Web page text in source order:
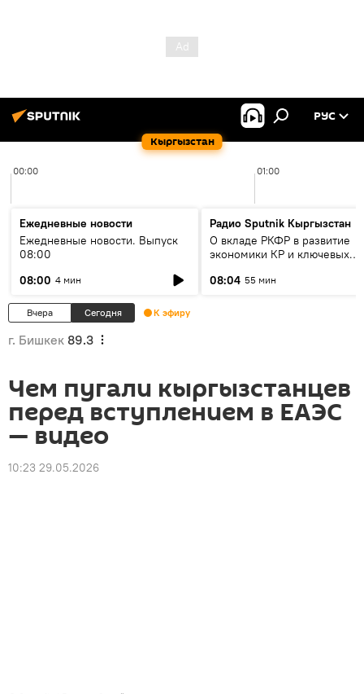
Кыргызстан
РУС
00:00 01:00
Ежедневные новости
Ежедневные новости. Выпуск
08:00
08:00 4 мин
Радио Sputnik Кыргызстан
О вкладе РКФР в развитие
экономики КР и ключевых
08:04 55 мин
Вчера Сегодня К эфиру
г. Бишкек 89.3
Чем пугали кыргызстанцев
перед вступлением в ЕАЭС
— видео
10:23 29.05.2026